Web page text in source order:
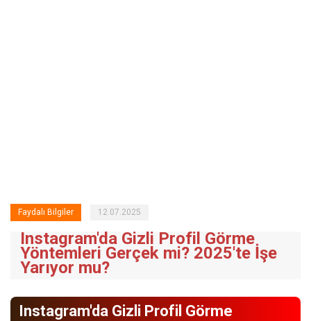
Faydalı Bilgiler 12.07.2025
Instagram'da Gizli Profil Görme
Yöntemleri Gerçek mi? 2025'te İşe
Yarıyor mu?
Instagram'da Gizli Profil Görme